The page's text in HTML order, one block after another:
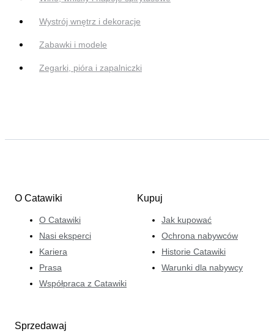
Wystrój wnętrz i dekoracje
Zabawki i modele
Zegarki, pióra i zapalniczki
O Catawiki
O Catawiki
Nasi eksperci
Kariera
Prasa
Współpraca z Catawiki
Kupuj
Jak kupować
Ochrona nabywców
Historie Catawiki
Warunki dla nabywcy
Sprzedawaj